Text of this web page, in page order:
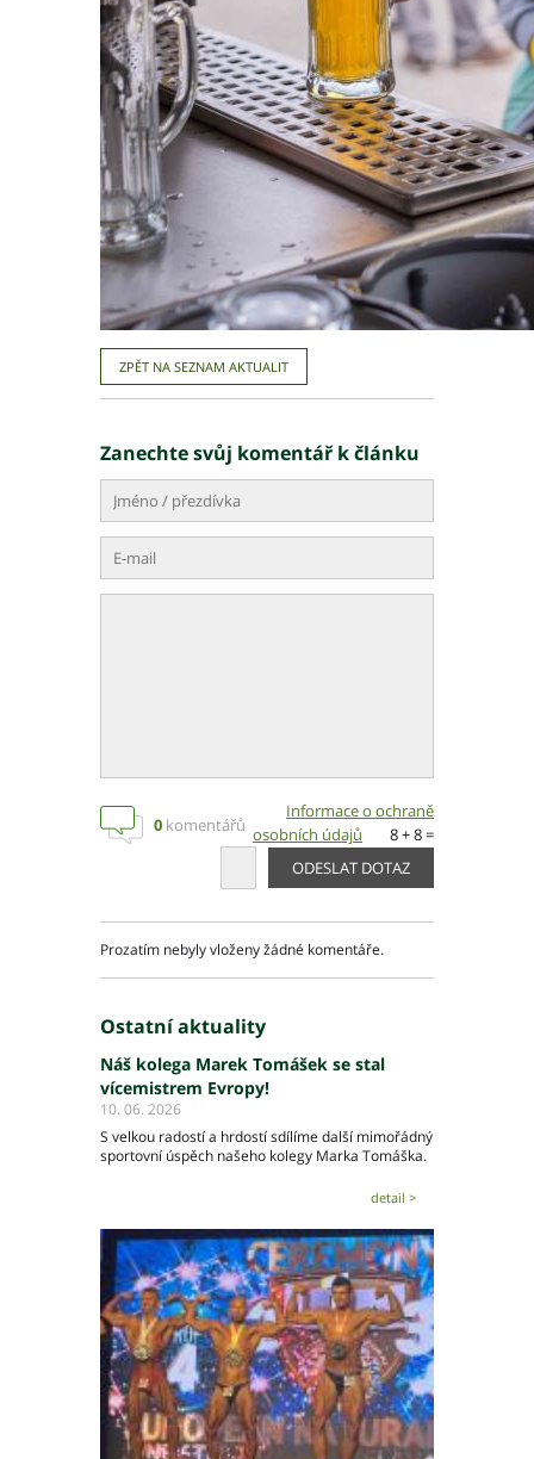
ZPĚT NA SEZNAM AKTUALIT
Zanechte svůj komentář k článku
0 komentářů
Informace o ochraně
osobních údajů
8 + 8 =
Prozatím nebyly vloženy žádné komentáře.
Ostatní aktuality
Náš kolega Marek Tomášek se stal
vícemistrem Evropy!
10. 06. 2026
S velkou radostí a hrdostí sdílíme další mimořádný
sportovní úspěch našeho kolegy Marka Tomáška.
detail >